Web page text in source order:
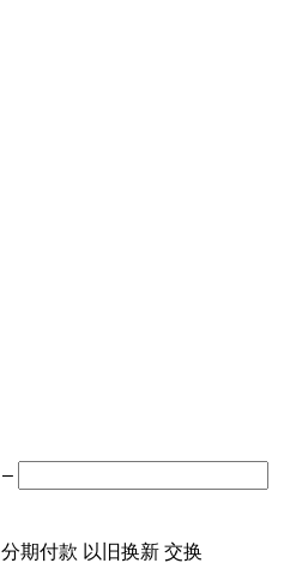
–
分期付款 以旧换新 交换